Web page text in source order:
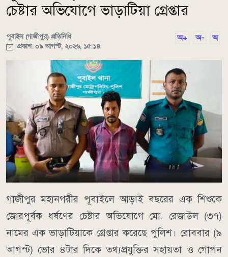
চেষ্টার অভিযোগে ভাড়াটিয়া গ্রেপ্তার
পূবাইল (গাজীপুর) প্রতিনিধি
প্রকাশ: ০৯ আগস্ট, ২০২৬, ১৫:১৪
অ+ অ- অ
গাজীপুর মহানগরীর পূবাইলে আড়াই বছরের এক শিশুকে
জোরপূর্বক ধর্ষণের চেষ্টার অভিযোগে মো. রেজাউল (৩৭)
নামের এক ভাড়াটিয়াকে গ্রেপ্তার করেছে পুলিশ। রোববার (৯
আগস্ট) ভোর ৪টার দিকে তথ্যপ্রযুক্তির সহায়তা ও গোপন